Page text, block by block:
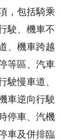
，包括騎乘
駛、機車不
、機車跨越
等區、汽車
駛慢車道、
車逆向行駛
停車、汽機
車及併排臨